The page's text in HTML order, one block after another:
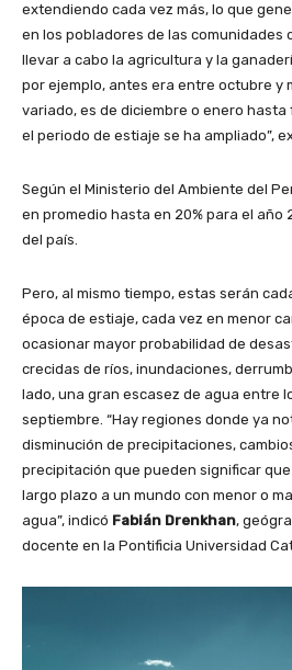
extendiendo cada vez más, lo que
en los pobladores de las comunidades
llevar a cabo la agricultura y la
por ejemplo, antes era entre octubre y
variado, es de diciembre o enero hasta
el periodo de estiaje se ha ampliado”,
Según el Ministerio del Ambiente del
en promedio hasta en 20% para el año
del país.
Pero, al mismo tiempo, estas serán
época de estiaje, cada vez en menor
ocasionar mayor probabilidad de
crecidas de ríos, inundaciones,
lado, una gran escasez de agua entre
septiembre. “Hay regiones donde ya
disminución de precipitaciones,
precipitación que pueden significar
largo plazo a un mundo con menor o
agua”, indicó Fabián Drenkhan,
docente en la Pontificia Universidad